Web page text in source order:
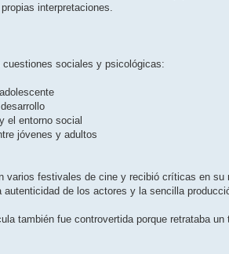
interpretaciones.
sociales y psicológicas:
el entorno social
jóvenes y adultos
varios festivales de cine y recibió críticas en
autenticidad de los actores y la sencilla
también fue controvertida porque retrataba